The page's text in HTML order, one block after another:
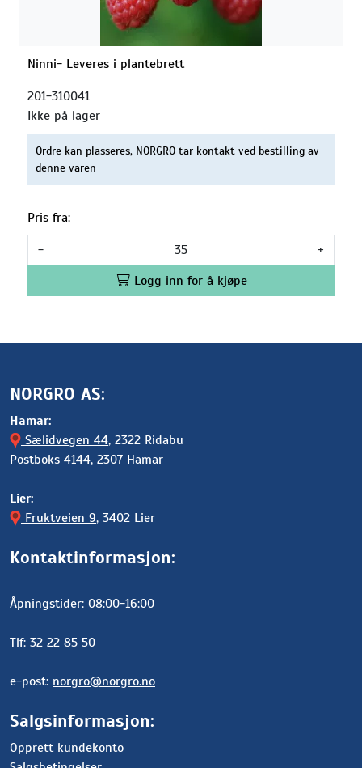
Ninni- Leveres i plantebrett
201-310041
Ikke på lager
Ordre kan plasseres, NORGRO tar kontakt ved bestilling av
denne varen
Pris fra:
-
+
Logg inn for å kjøpe
NORGRO AS:
Hamar:
Sælidvegen 44, 2322 Ridabu
Postboks 4144, 2307 Hamar
Lier:
Fruktveien 9, 3402 Lier
Kontaktinformasjon:
Åpningstider: 08:00-16:00
Tlf: 32 22 85 50
e-post: norgro@norgro.no
Salgsinformasjon:
Opprett kundekonto